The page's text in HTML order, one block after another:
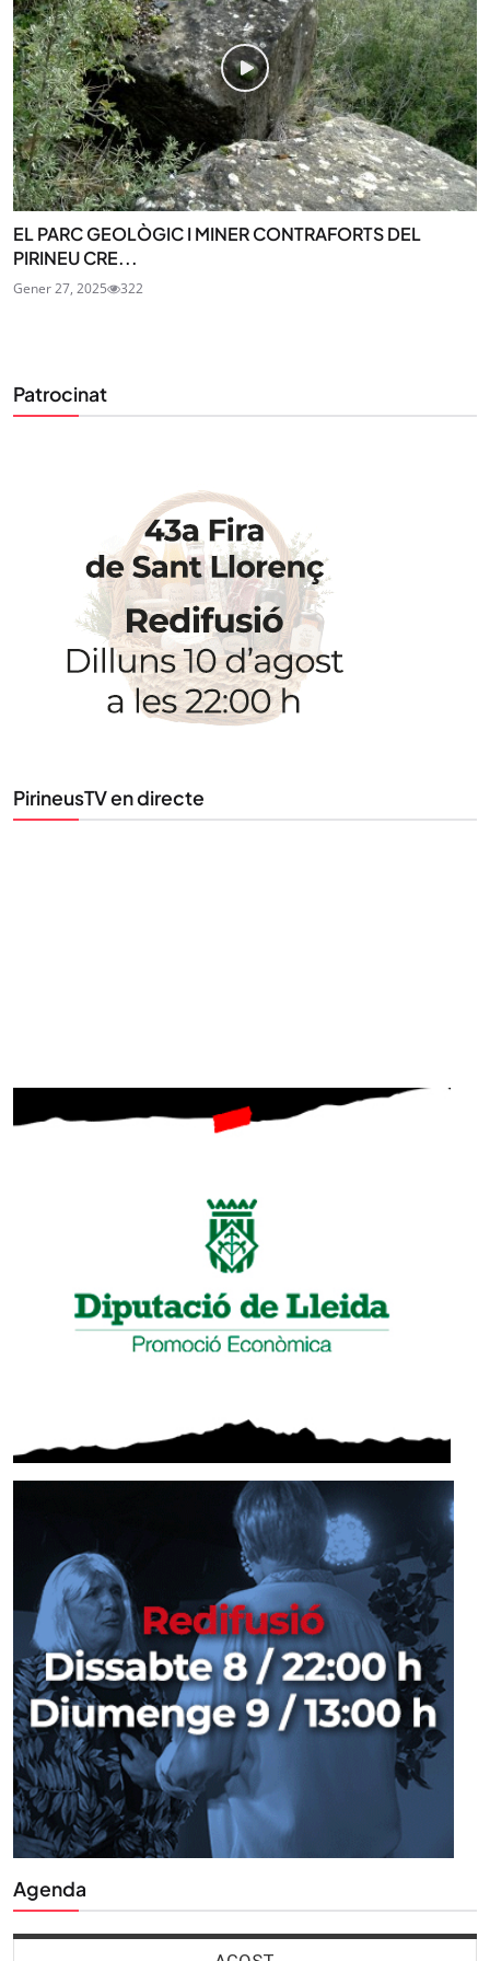
EL PARC GEOLÒGIC I MINER CONTRAFORTS DEL
PIRINEU CRE...
Gener 27, 2025 322
Patrocinat
PirineusTV en directe
Agenda
STAY UPDATED
Uneix-te al nostre butlletí
Tota l’actualitat, seleccionada i enviada directament
al teu correu. Subscriu-te al nostre butlletí i segueix
la informació que importa.